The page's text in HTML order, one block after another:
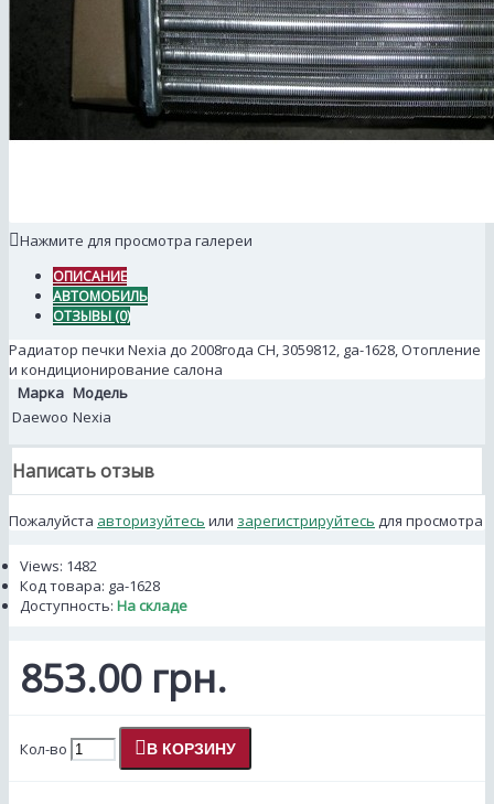
Нажмите для просмотра галереи
ОПИСАНИЕ
АВТОМОБИЛЬ
ОТЗЫВЫ (0)
Радиатор печки Nexia до 2008года СН, 3059812, ga-1628, Отопление
и кондиционирование салона
Марка Модель
Daewoo Nexia
Написать отзыв
Пожалуйста авторизуйтесь или зарегистрируйтесь для просмотра
Views: 1482
Код товара: ga-1628
Доступность: На складе
853.00 грн.
Кол-во В КОРЗИНУ